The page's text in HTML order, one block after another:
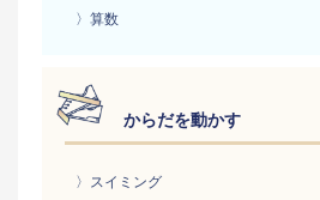
〉算数
からだを動かす
〉スイミング